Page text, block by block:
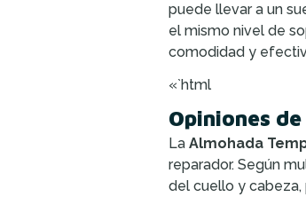
puede llevar a un
el mismo nivel de
comodidad y
«`html
Opiniones
La Almohada
reparador. Según
del cuello y cabeza,